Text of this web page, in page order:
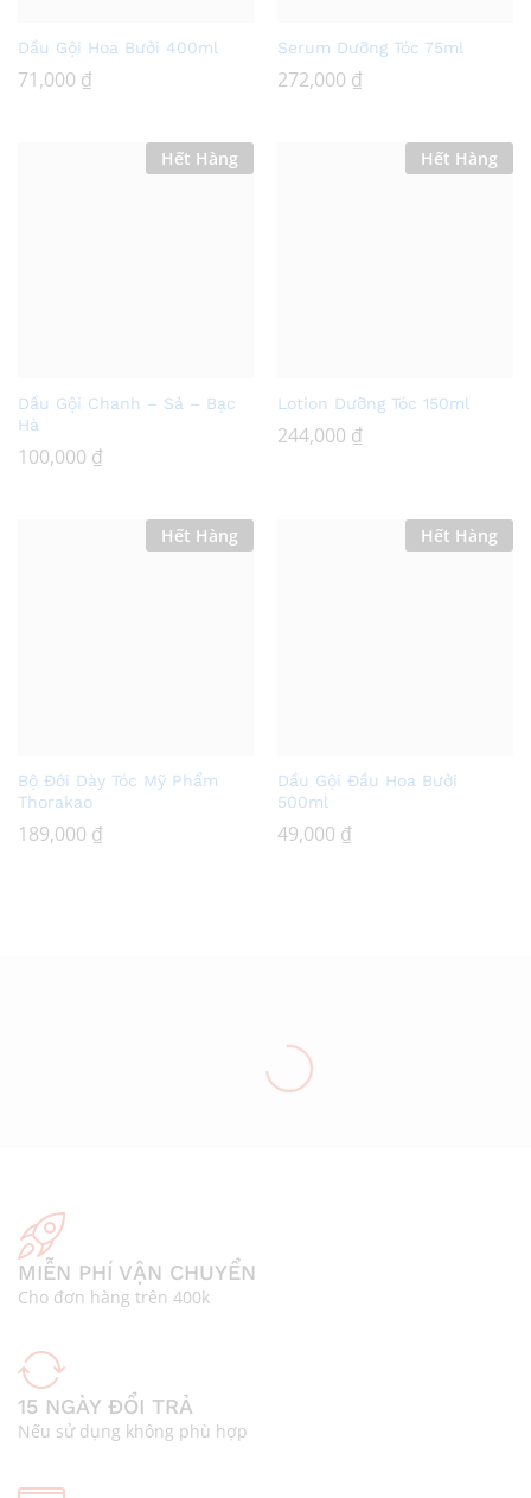
Add
Dầu Gội Hoa Bưởi 400ml
71,000 ₫
Add
Serum Dưỡng Tóc 75ml
272,000 ₫
Hết Hàng
Add
Dầu Gội Chanh – Sả – Bạc
Hà
100,000 ₫
Hết Hàng
Add
Lotion Dưỡng Tóc 150ml
244,000 ₫
Hết Hàng
Add
Bộ Đôi Dày Tóc Mỹ Phẩm
Thorakao
189,000 ₫
Hết Hàng
Add
Dầu Gội Đầu Hoa Bưởi
500ml
49,000 ₫
MIỄN PHÍ VẬN CHUYỂN
Cho đơn hàng trên 400k
15 NGÀY ĐỔI TRẢ
Nếu sử dụng không phù hợp